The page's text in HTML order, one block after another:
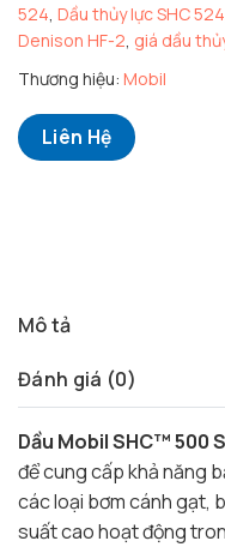
524, Dầu thủy lực SHC 524
Denison HF-2, giá dầu
Thương hiệu: Mobil
Liên Hệ
Mô tả
Đánh giá (0)
Dầu Mobil SHC™ 500
để cung cấp khả năng
các loại bơm cánh gạt,
suất cao hoạt động